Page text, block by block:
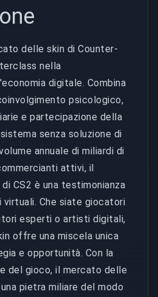
delle skin di Counter-
nella
digitale. Combina
psicologico,
e partecipazione della
senza soluzione di
annuale di miliardi di
attivi, il
CS2 è una testimonianza
Che siate giocatori
esperti o artisti digitali,
offre una miscela unica
e opportunità. Con la
del gioco, il mercato delle
pietra miliare del modo